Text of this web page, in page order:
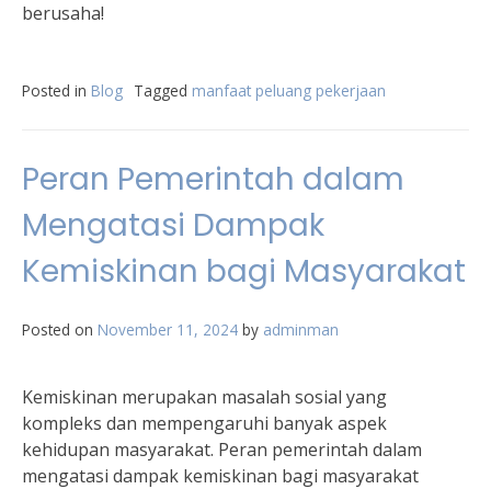
berusaha!
Posted in Blog Tagged manfaat peluang pekerjaan
Peran Pemerintah dalam
Mengatasi Dampak
Kemiskinan bagi Masyarakat
Posted on November 11, 2024 by adminman
Kemiskinan merupakan masalah sosial yang
kompleks dan mempengaruhi banyak aspek
kehidupan masyarakat. Peran pemerintah dalam
mengatasi dampak kemiskinan bagi masyarakat